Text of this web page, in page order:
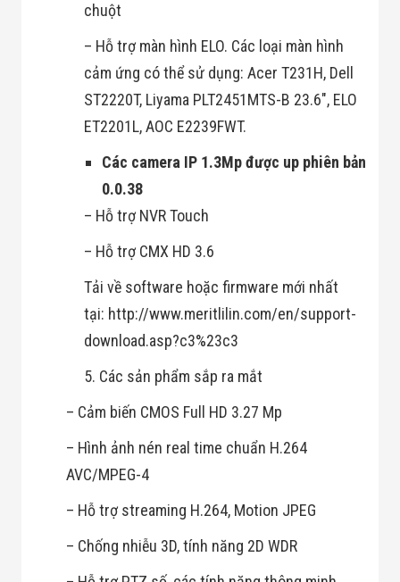
chuột
– Hỗ trợ màn hình ELO. Các loại màn hình
cảm ứng có thể sử dụng: Acer T231H, Dell
ST2220T, Liyama PLT2451MTS-B 23.6″, ELO
ET2201L, AOC E2239FWT.
Các camera IP 1.3Mp được up phiên bản
0.0.38
– Hỗ trợ NVR Touch
– Hỗ trợ CMX HD 3.6
Tải về software hoặc firmware mới nhất
tại: http://www.meritlilin.com/en/support-
download.asp?c3%23c3
5. Các sản phẩm sắp ra mắt
– Cảm biến CMOS Full HD 3.27 Mp
– Hình ảnh nén real time chuẩn H.264
AVC/MPEG-4
– Hỗ trợ streaming H.264, Motion JPEG
– Chống nhiễu 3D, tính năng 2D WDR